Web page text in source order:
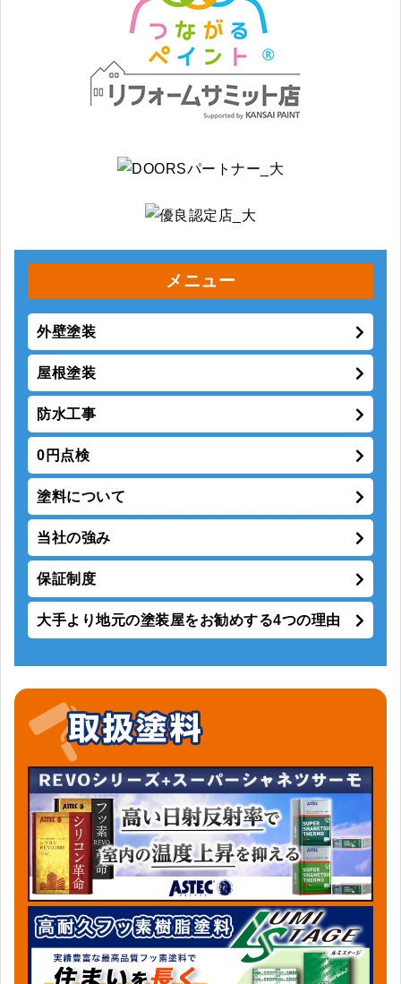
メニュー
外壁塗装
屋根塗装
防水工事
0円点検
塗料について
当社の強み
保証制度
大手より地元の塗装屋をお勧めする4つの理由